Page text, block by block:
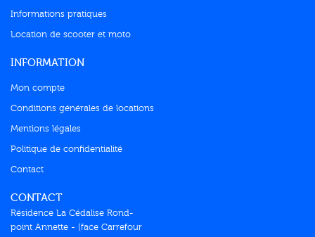
Informations pratiques
Location de scooter et moto
INFORMATION
Mon compte
Conditions générales de locations
Mentions légales
Politique de confidentialité
Contact
CONTACT
Résidence La Cédalise Rond-
point Annette - (face Carrefour